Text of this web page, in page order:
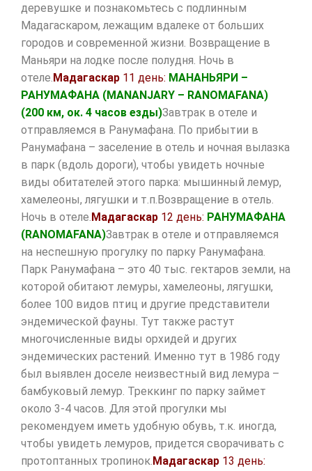
деревушке и познакомьтесь с подлинным
Мадагаскаром, лежащим вдалеке от больших
городов и современной жизни. Возвращение в
Маньяри на лодке после полудня. Ночь в
отеле. Мадагаскар 11 день: МАНАНЬЯРИ –
РАНУМАФАНА (MANANJARY – RANOMAFANA)
(200 км, ок. 4 часов езды)Завтрак в отеле и
отправляемся в Ранумафана. По прибытии в
Ранумафана – заселение в отель и ночная вылазка
в парк (вдоль дороги), чтобы увидеть ночные
виды обитателей этого парка: мышинный лемур,
хамелеоны, лягушки и т.п.Возвращение в отель.
Ночь в отеле. Мадагаскар 12 день: РАНУМАФАНА
(RANOMAFANA)Завтрак в отеле и отправляемся
на неспешную прогулку по парку Ранумафана.
Парк Ранумафана – это 40 тыс. гектаров земли, на
которой обитают лемуры, хамелеоны, лягушки,
более 100 видов птиц и другие представители
эндемической фауны. Тут также растут
многочисленные виды орхидей и других
эндемических растений. Именно тут в 1986 году
был выявлен доселе неизвестный вид лемура –
бамбуковый лемур. Треккинг по парку займет
около 3-4 часов. Для этой прогулки мы
рекомендуем иметь удобную обувь, т.к. иногда,
чтобы увидеть лемуров, придется сворачивать с
протоптанных тропинок. Мадагаскар 13 день: